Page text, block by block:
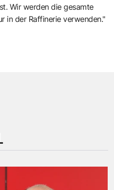
Wir werden die gesamte
in der Raffinerie verwenden."